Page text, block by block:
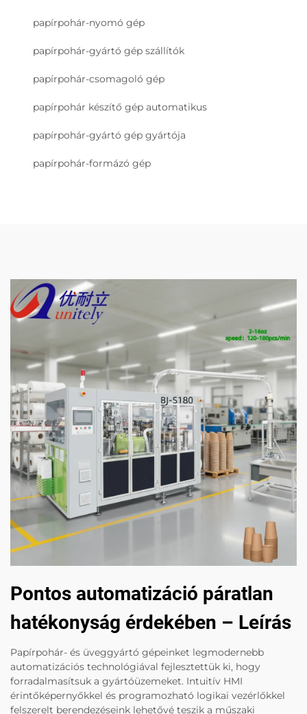
papírpohár-nyomó gép
papírpohár-gyártó gép szállítók
papírpohár-csomagoló gép
papírpohár készítő gép automatikus
papírpohár-gyártó gép gyártója
papírpohár-formázó gép
Pontos automatizáció páratlan
hatékonyság érdekében – Leírás
Papírpohár- és üveggyártó gépeinket legmodernebb
automatizációs technológiával fejlesztettük ki, hogy
forradalmasítsuk a gyártóüzemeket. Intuitív HMI
érintőképernyőkkel és programozható logikai vezérlőkkel
felszerelt berendezéseink lehetővé teszik a műszaki